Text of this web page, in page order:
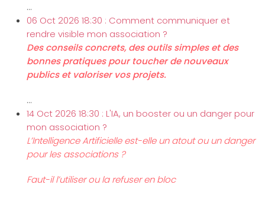
...
06 Oct 2026 18:30 : Comment communiquer et
rendre visible mon association ?
Des conseils concrets, des outils simples et des
bonnes pratiques pour toucher de nouveaux
publics et valoriser vos projets.
...
14 Oct 2026 18:30 : L'IA, un booster ou un danger pour
mon association ?
L’Intelligence Artificielle est-elle un atout ou un danger
pour les associations ?
Faut-il l’utiliser ou la refuser en bloc